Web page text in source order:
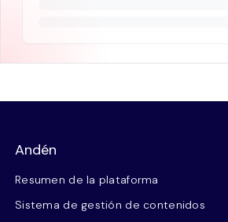
Andén
Resumen de la plataforma
Sistema de gestión de contenidos